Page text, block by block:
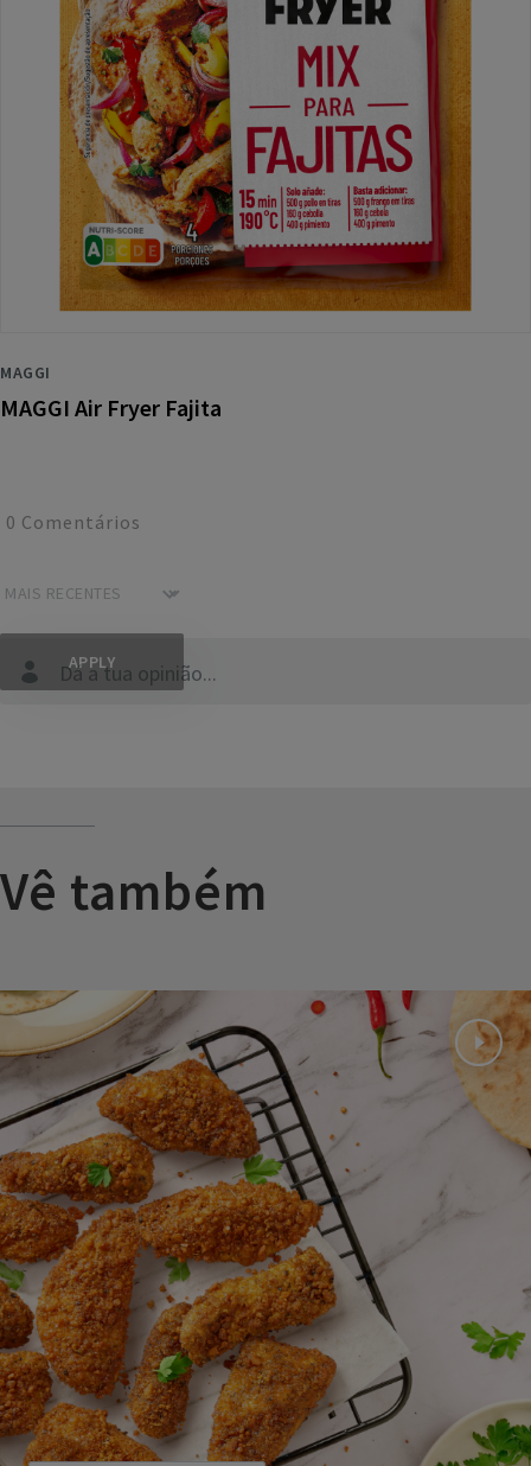
MAGGI
MAGGI Air Fryer Fajita
Dá a tua opinião...
0 Comentários
Vê também